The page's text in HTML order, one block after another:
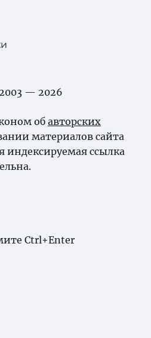
— 2026
об авторских
материалов сайта
индексируемая ссылка
Ctrl+Enter